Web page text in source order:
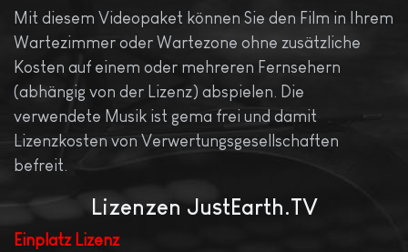
Mit diesem Videopaket können Sie den Film in Ihrem
Wartezimmer oder Wartezone ohne zusätzliche
Kosten auf einem oder mehreren Fernsehern
(abhängig von der Lizenz) abspielen. Die
verwendete Musik ist gema frei und damit
Lizenzkosten von Verwertungsgesellschaften
befreit.
Lizenzen JustEarth.TV
Einplatz Lizenz